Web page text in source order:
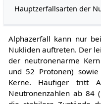
Hauptzerfallsarten der
Alphazerfall kann nur
Nukliden auftreten. Der
der neutronenarme
und 52 Protonen)
Kerne. Häufiger tritt
Neutronenzahlen ab 84